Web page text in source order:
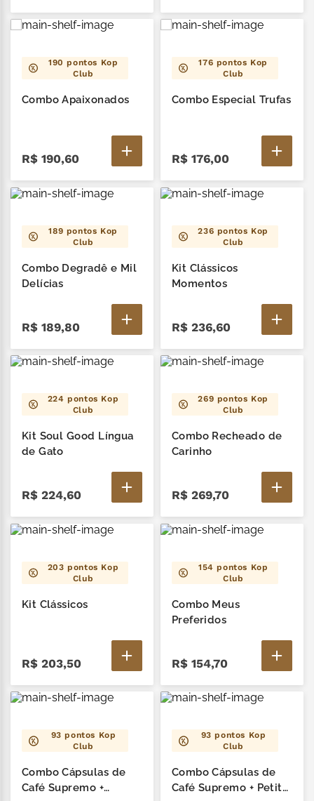
190 pontos Kop
Club
Combo Apaixonados
R$ 190,60
176 pontos Kop
Club
Combo Especial Trufas
R$ 176,00
189 pontos Kop
Club
Combo Degradê e Mil
Delícias
R$ 189,80
236 pontos Kop
Club
Kit Clássicos
Momentos
R$ 236,60
224 pontos Kop
Club
Kit Soul Good Língua
de Gato
R$ 224,60
269 pontos Kop
Club
Combo Recheado de
Carinho
R$ 269,70
203 pontos Kop
Club
Kit Clássicos
R$ 203,50
154 pontos Kop
Club
Combo Meus
Preferidos
R$ 154,70
93 pontos Kop
Club
Combo Cápsulas de
Café Supremo +
93 pontos Kop
Club
Combo Cápsulas de
Café Supremo + Petit